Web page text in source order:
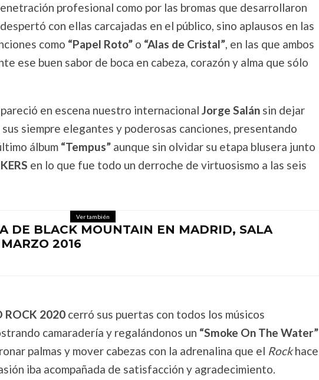
profesional como por las bromas que desarrollaron
con ellas carcajadas en el público, sino aplausos en las
como “Papel Roto” o “Alas de Cristal”, en las que ambos
ese buen sabor de boca en cabeza, corazón y alma que sólo
en escena nuestro internacional Jorge Salán sin dejar
siempre elegantes y poderosas canciones, presentando
álbum “Tempus” aunque sin olvidar su etapa blusera junto
en lo que fue todo un derroche de virtuosismo a las seis
Ver también
DE BLACK MOUNTAIN EN MADRID, SALA
2016
ROCK 2020 cerró sus puertas con todos los músicos
camaradería y regalándonos un “Smoke On The Water”
palmas y mover cabezas con la adrenalina que el Rockhace
iba acompañada de satisfacción y agradecimiento.